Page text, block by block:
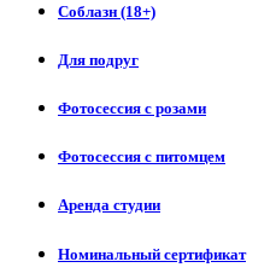
Соблазн (18+)
Для подруг
Фотосессия с розами
Фотосессия с питомцем
Аренда студии
Номинальный сертификат